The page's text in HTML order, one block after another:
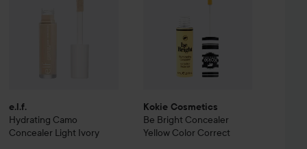
e.l.f.
Hydrating Camo
Concealer Light Ivory
Kokie Cosmetics
Be Bright Concealer
Yellow Color Correct